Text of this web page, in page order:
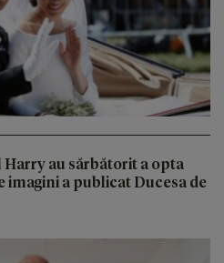
au sărbătorit a opta
imagini a publicat Ducesa de